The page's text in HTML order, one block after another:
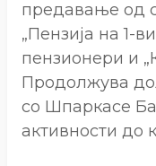
предавање од
„Пензија на 1-
пензионери и
Продолжува
со Шпаркасе
активности до